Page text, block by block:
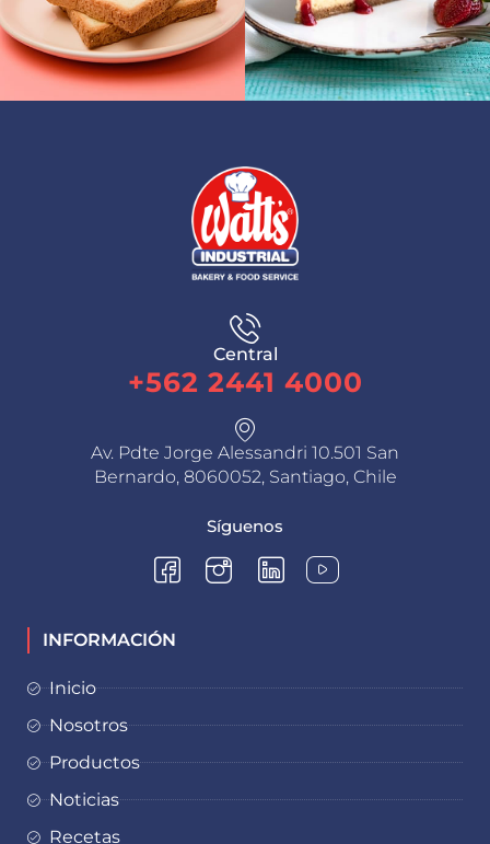
Central
+562 2441 4000
Av. Pdte Jorge Alessandri 10.501 San
Bernardo, 8060052, Santiago, Chile
Síguenos
INFORMACIÓN
Inicio
Nosotros
Productos
Noticias
Recetas